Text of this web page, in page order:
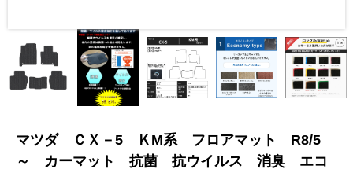
マツダ ＣＸ－5 ＫM系 フロアマット R8/5
～ カーマット 抗菌 抗ウイルス 消臭 エコ